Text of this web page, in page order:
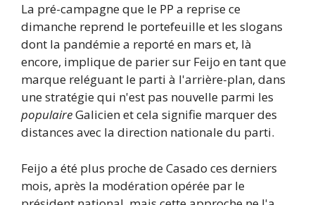
La pré-campagne que le PP a reprise ce
dimanche reprend le portefeuille et les slogans
dont la pandémie a reporté en mars et, là
encore, implique de parier sur Feijo en tant que
marque reléguant le parti à l'arrière-plan, dans
une stratégie qui n'est pas nouvelle parmi les
populaireGalicien et cela signifie marquer des
distances avec la direction nationale du parti.
Feijo a été plus proche de Casado ces derniers
mois, après la modération opérée par le